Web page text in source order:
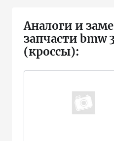
Аналоги и
запчасти bmw
(кроссы):